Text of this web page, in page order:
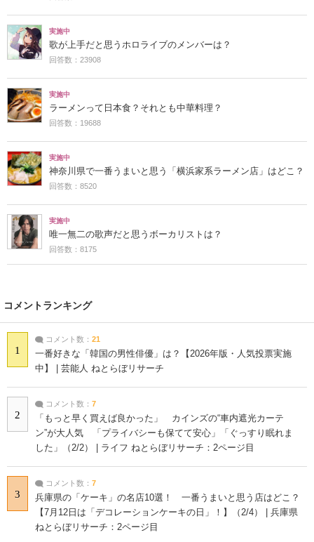
実施中
歌が上手だと思うホロライブのメンバーは？
回答数：23908
実施中
ラーメンって日本食？それとも中華料理？
回答数：19688
実施中
神奈川県で一番うまいと思う「横浜家系ラーメン店」はどこ？
回答数：8520
実施中
唯一無二の歌声だと思うボーカリストは？
回答数：8175
コメントランキング
1
コメント数： 21
一番好きな「韓国の男性俳優」は？【2026年版・人気投票実施
中】 | 芸能人 ねとらぼリサーチ
2
コメント数： 7
「もっと早く買えば良かった」 カインズの“車内遮光カーテ
ン”が大人気 「プライバシーも保てて安心」「ぐっすり眠れま
した」（2/2） | ライフ ねとらぼリサーチ：2ページ目
3
コメント数： 7
兵庫県の「ケーキ」の名店10選！ 一番うまいと思う店はどこ？
【7月12日は「デコレーションケーキの日」！】（2/4） | 兵庫県
ねとらぼリサーチ：2ページ目